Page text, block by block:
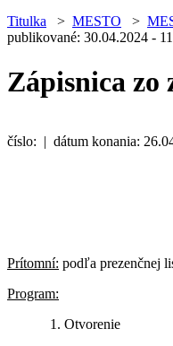
Titulka > MESTO >
publikované: 30.04.2024 -
Zápisnica zo
číslo: | dátum konania:
Prítomní: podľa prezenčnej
Program:
1. Otvorenie